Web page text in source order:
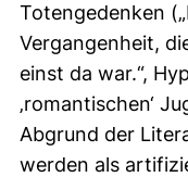
Totengedenken
Vergangenheit,
einst da war.“,
‚romantischen‘
Abgrund der
werden als